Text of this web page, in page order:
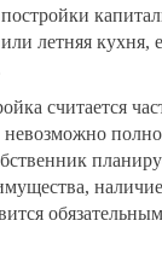
летняя кухня,
считается
невозможно